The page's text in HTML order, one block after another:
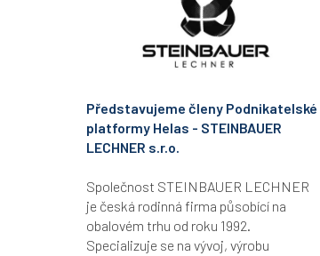
Představujeme členy Podnikatelské
platformy Helas - STEINBAUER
LECHNER s.r.o.
Společnost STEINBAUER LECHNER
je česká rodinná firma působící na
obalovém trhu od roku 1992.
Specializuje se na vývoj, výrobu